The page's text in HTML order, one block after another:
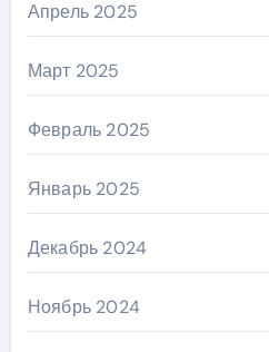
Апрель 2025
Март 2025
Февраль 2025
Январь 2025
Декабрь 2024
Ноябрь 2024